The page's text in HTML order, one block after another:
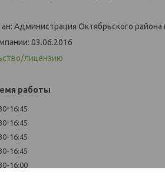
Администрация Октябрьского района
03.06.2016
лицензию
работы
16:45
16:45
16:45
16:45
16:00